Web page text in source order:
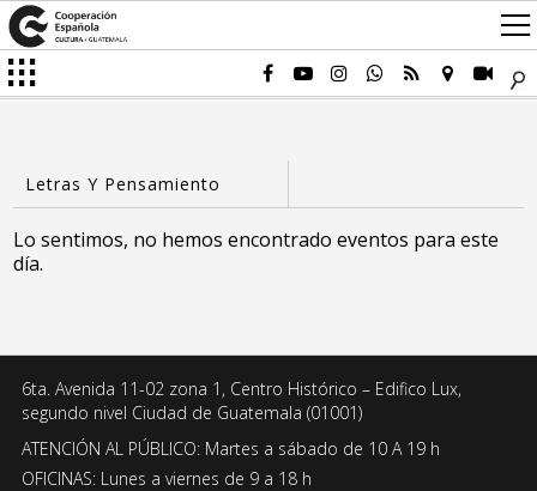
Lo sentimos, no hemos encontrado eventos para este
día.
6ta. Avenida 11-02 zona 1, Centro Histórico – Edifico Lux,
segundo nivel Ciudad de Guatemala (01001)
ATENCIÓN AL PÚBLICO: Martes a sábado de 10 A 19 h
OFICINAS: Lunes a viernes de 9 a 18 h